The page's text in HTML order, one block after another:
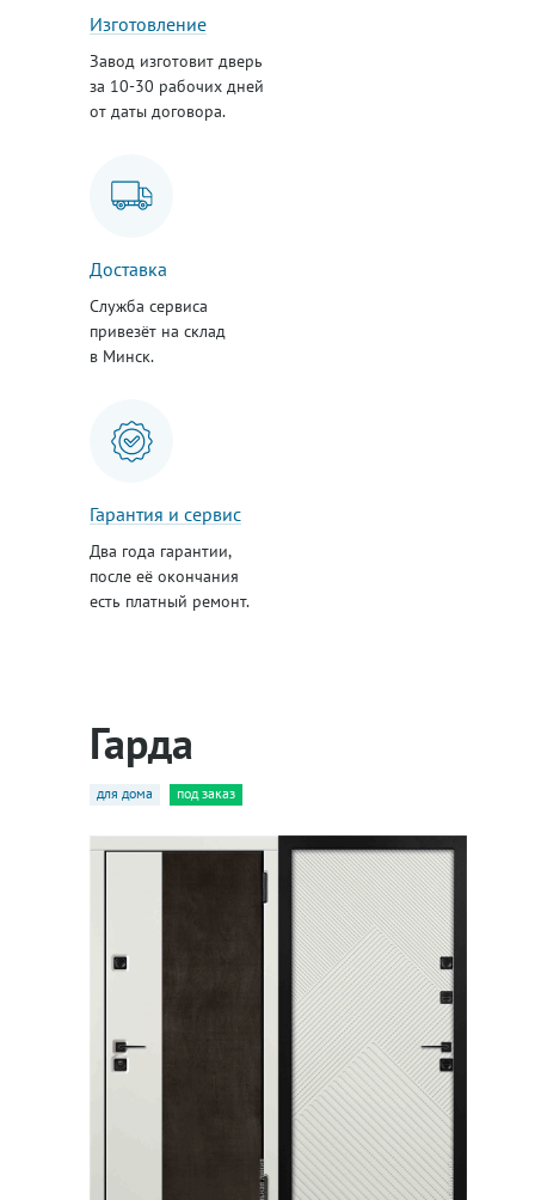
Изготовление
Завод изготовит дверь
за 10-30 рабочих дней
от даты договора.
Доставка
Служба сервиса
привезёт на склад
в Минск.
Гарантия и сервис
Два года гарантии,
после её окончания
есть платный ремонт.
Гарда
для дома под заказ